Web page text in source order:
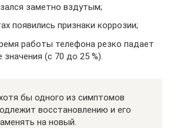
заметно вздутым;
появились признаки коррозии;
работы телефона резко падает
(с 70 до 25 %).
бы одного из симптомов
восстановлению и его
на новый.